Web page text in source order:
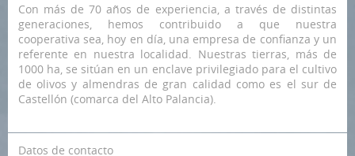
Con más de 70 años de experiencia, a través de distintas
generaciones, hemos contribuido a que nuestra
cooperativa sea, hoy en día, una empresa de confianza y un
referente en nuestra localidad. Nuestras tierras, más de
1000 ha, se sitúan en un enclave privilegiado para el cultivo
de olivos y almendras de gran calidad como es el sur de
Castellón (comarca del Alto Palancia).
Datos de contacto